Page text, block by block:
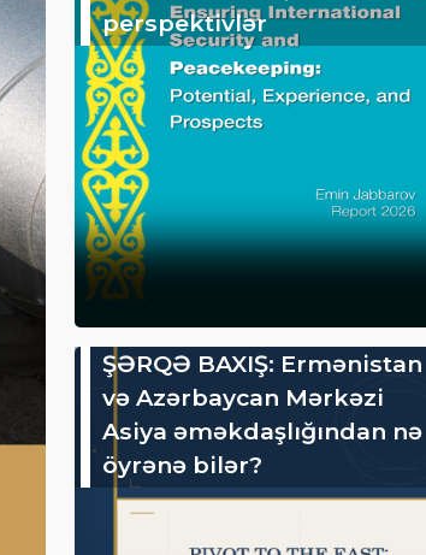
perspektivlər
ŞƏRQƏ BAXIŞ: Ermənistan
və Azərbaycan Mərkəzi
Asiya əməkdaşlığından nə
öyrənə bilər?